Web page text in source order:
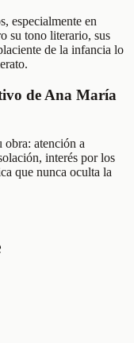
especialmente en
su tono literario, sus
de la infancia lo
de Ana María
obra: atención a
interés por los
que nunca oculta la